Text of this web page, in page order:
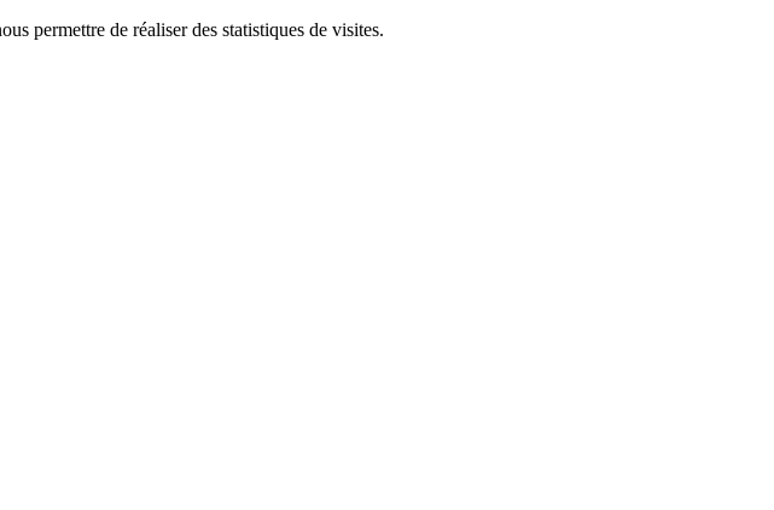
permettre de réaliser des statistiques de visites.